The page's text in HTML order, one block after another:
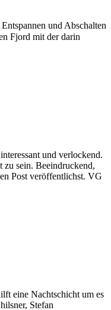
und Abschalten
Fjord mit der darin
und verlockend.
zu sein. Beeindruckend,
Post veröffentlichst. VG
eine Nachtschicht um es
Stefan